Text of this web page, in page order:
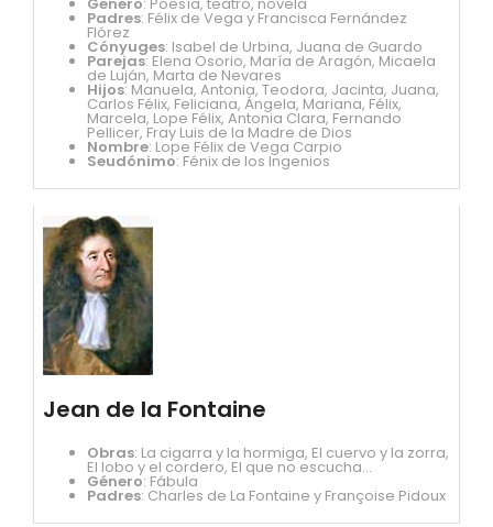
Padres: Félix de Vega y Francisca Fernández
Flórez
Cónyuges: Isabel de Urbina, Juana de Guardo
Parejas: Elena Osorio, María de Aragón, Micaela
de Luján, Marta de Nevares
Hijos: Manuela, Antonia, Teodora, Jacinta, Juana,
Carlos Félix, Feliciana, Ángela, Mariana, Félix,
Marcela, Lope Félix, Antonia Clara, Fernando
Pellicer, Fray Luis de la Madre de Dios
Nombre: Lope Félix de Vega Carpio
Seudónimo: Fénix de los Ingenios
Jean de la Fontaine
Obras: La cigarra y la hormiga, El cuervo y la zorra,
El lobo y el cordero, El que no escucha...
Género: Fábula
Padres: Charles de La Fontaine y Françoise Pidoux